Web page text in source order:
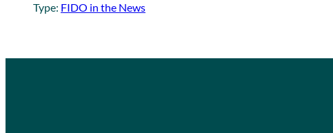
Type: FIDO in the News